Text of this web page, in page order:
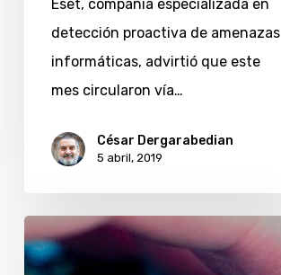
Eset, compañía especializada en
detección proactiva de amenazas
informáticas, advirtió que este
mes circularon vía…
César Dergarabedian
5 abril, 2019
7
consejos